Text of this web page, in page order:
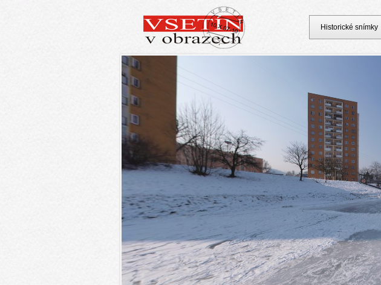
Historické snímky